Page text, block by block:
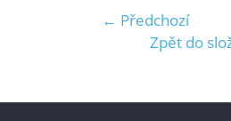
← Předchozí
Zpět do